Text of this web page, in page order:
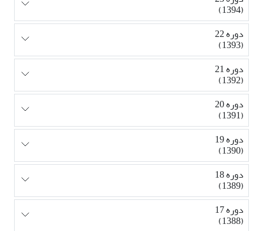
(1394)
دوره 22
(1393)
دوره 21
(1392)
دوره 20
(1391)
دوره 19
(1390)
دوره 18
(1389)
دوره 17
(1388)